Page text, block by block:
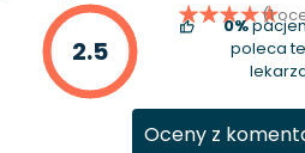
2.5
(1
0%
poleca
Oceny z